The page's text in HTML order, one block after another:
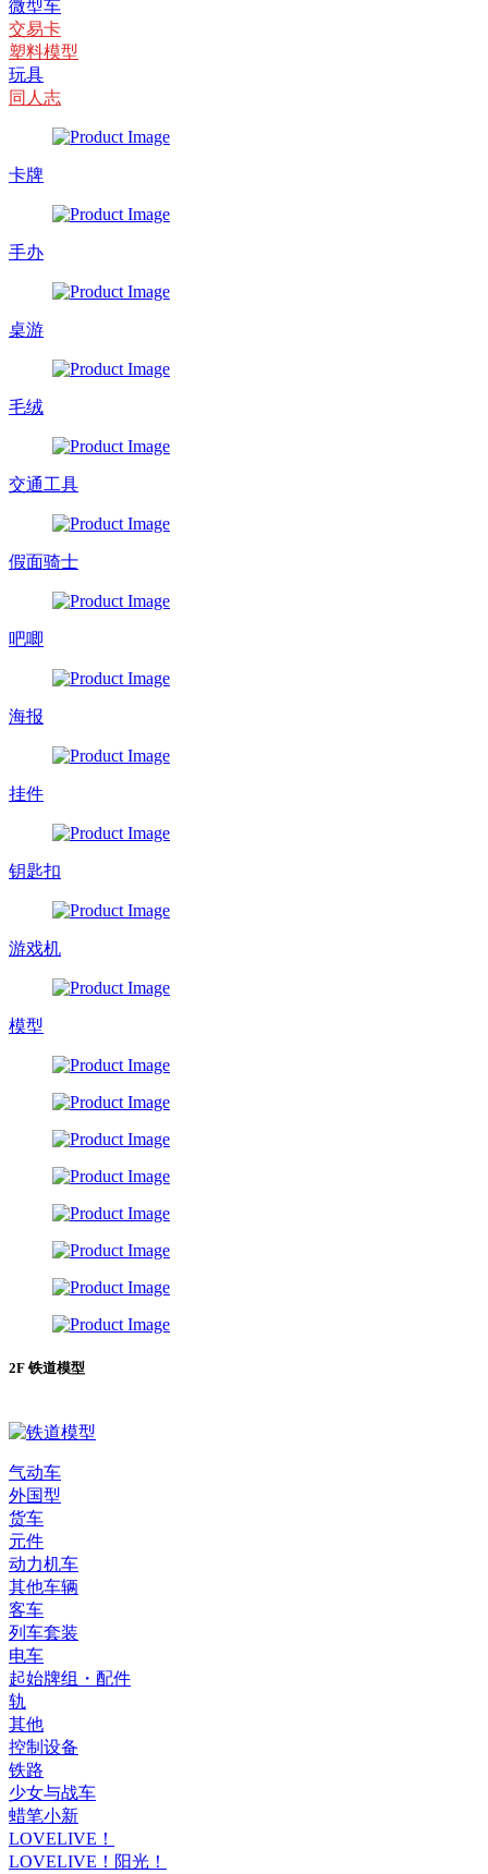
微型车
交易卡
塑料模型
玩具
同人志
卡牌
手办
桌游
毛绒
交通工具
假面骑士
吧唧
海报
挂件
钥匙扣
游戏机
模型
2F 铁道模型
气动车
外国型
货车
元件
动力机车
其他车辆
客车
列车套装
电车
起始牌组・配件
轨
其他
控制设备
铁路
少女与战车
蜡笔小新
LOVELIVE！
LOVELIVE！阳光！